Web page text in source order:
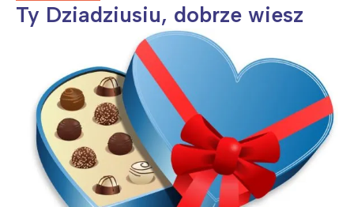
Ty Dziadziusiu, dobrze wiesz